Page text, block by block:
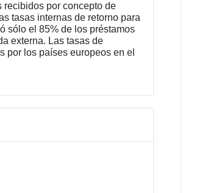
recibidos por concepto de
tasas internas de retorno para
sólo el 85% de los préstamos
externa. Las tasas de
por los países europeos en el